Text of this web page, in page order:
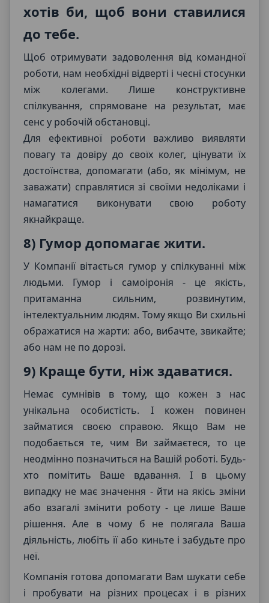
хотів би, щоб вони ставилися
до тебе.
Щоб отримувати задоволення від командної
роботи, нам необхідні відверті і чесні стосунки
між колегами. Лише конструктивне
спілкування, спрямоване на результат, має
сенс у робочій обстановці.
Для ефективної роботи важливо виявляти
повагу та довіру до своїх колег, цінувати їх
достоїнства, допомагати (або, як мінімум, не
заважати) справлятися зі своїми недоліками і
намагатися виконувати свою роботу
якнайкраще.
8) Гумор допомагає жити.
У Компанії вітається гумор у спілкуванні між
людьми. Гумор і самоіронія - це якість,
притаманна сильним, розвинутим,
інтелектуальним людям. Тому якщо Ви схильні
ображатися на жарти: або, вибачте, звикайте;
або нам не по дорозі.
9) Краще бути, ніж здаватися.
Немає сумнівів в тому, що кожен з нас
унікальна особистість. І кожен повинен
займатися своєю справою. Якщо Вам не
подобається те, чим Ви займаєтеся, то це
неодмінно позначиться на Вашій роботі. Будь-
хто помітить Ваше вдавання. І в цьому
випадку не має значення - йти на якісь зміни
або взагалі змінити роботу - це лише Ваше
рішення. Але в чому б не полягала Ваша
діяльність, любіть її або киньте і забудьте про
неї.
Компанія готова допомагати Вам шукати себе
і пробувати на різних процесах і в різних
Онлайн-консультант